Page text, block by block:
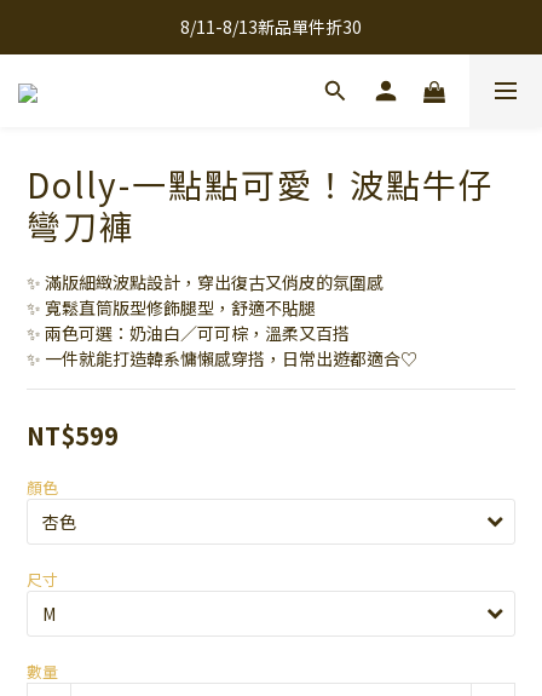
全館滿千免運
8/11-8/13新品單件折30
Dolly-一點點可愛！波點牛仔
彎刀褲
✨ 滿版細緻波點設計，穿出復古又俏皮的氛圍感
✨ 寬鬆直筒版型修飾腿型，舒適不貼腿
✨ 兩色可選：奶油白／可可棕，溫柔又百搭
✨ 一件就能打造韓系慵懶感穿搭，日常出遊都適合♡
NT$599
顏色
尺寸
數量